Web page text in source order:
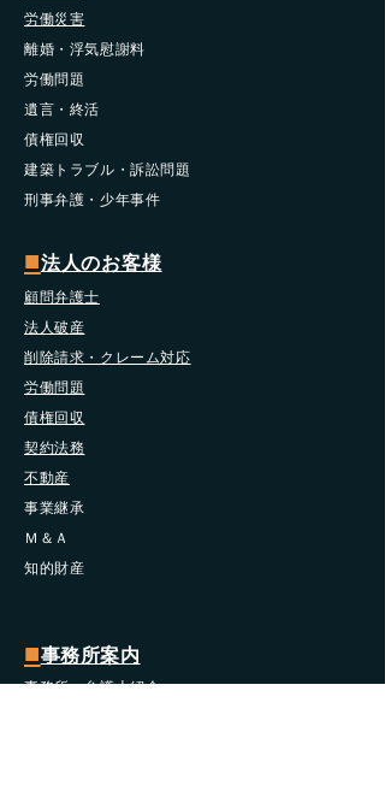
労働災害
​離婚・浮気慰謝料
労働問題
遺言・終活
債権回収
​建築トラブル・訴訟問題
​刑事弁護・少年事件
■法人のお客様
顧問弁護士
法人破産
削除請求・クレーム対応
労働問題
債権回収
契約法務
不動産
事業継承
Ｍ＆Ａ
知的財産
■事務所案内
事務所・弁護士紹介